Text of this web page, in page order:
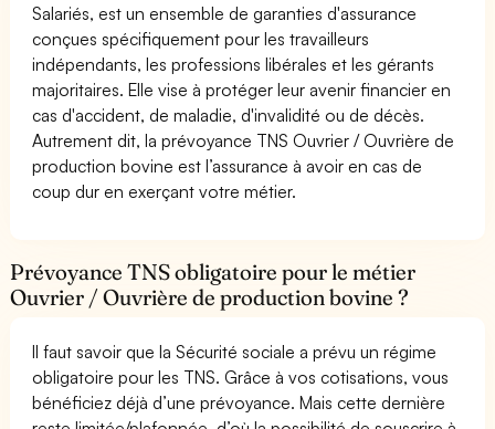
Salariés, est un ensemble de garanties d'assurance
conçues spécifiquement pour les travailleurs
indépendants, les professions libérales et les gérants
majoritaires. Elle vise à protéger leur avenir financier en
cas d'accident, de maladie, d'invalidité ou de décès.
Autrement dit, la prévoyance TNS Ouvrier / Ouvrière de
production bovine est l’assurance à avoir en cas de
coup dur en exerçant votre métier.
Prévoyance TNS obligatoire pour le métier
Ouvrier / Ouvrière de production bovine ?
Il faut savoir que la Sécurité sociale a prévu un régime
obligatoire pour les TNS. Grâce à vos cotisations, vous
bénéficiez déjà d’une prévoyance. Mais cette dernière